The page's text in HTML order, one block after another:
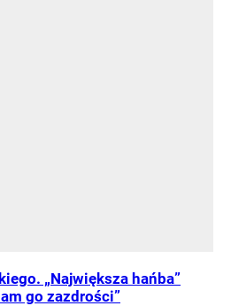
„Największa hańba”
go zazdrości”